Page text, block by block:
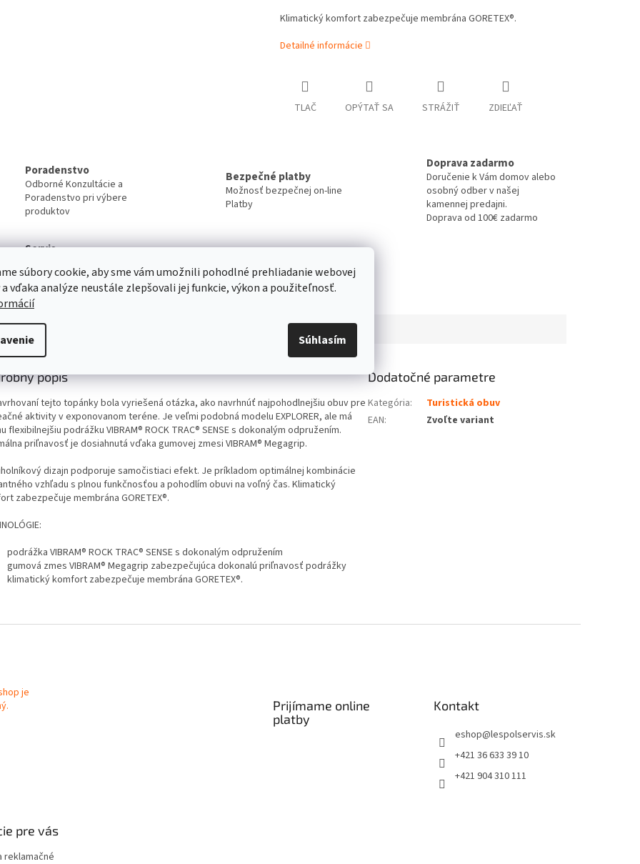
súbory cookie, aby sme vám umožnili pohodlné prehliadanie webovej
vďaka analýze neustále zlepšovali jej funkcie, výkon a použiteľnosť.
Súhlasím
Klimatický komfort zabezpečuje membrána GORETEX®.
Detailné informácie
TLAČ OPÝTAŤ SA STRÁŽIŤ ZDIEĽAŤ
Poradenstvo
Odborné Konzultácie a
Poradenstvo pri výbere
produktov
Bezpečné platby
Možnosť bezpečnej on-line
Platby
Doprava zadarmo
Doručenie k Vám domov alebo
osobný odber v našej
kamennej predajni.
Doprava od 100€ zadarmo
Servis
Viac o našich servisných službách ....
Diskusia
popis
tejto topánky bola vyriešená otázka, ako navrhnúť najpohodlnejšiu obuv pre
aktivity v exponovanom teréne. Je veľmi podobná modelu EXPLORER, ale má
flexibilnejšiu podrážku VIBRAM® ROCK TRAC® SENSE s dokonalým odpružením.
priľnavosť je dosiahnutá vďaka gumovej zmesi VIBRAM® Megagrip.
dizajn podporuje samočistiaci efekt. Je príkladom optimálnej kombinácie
vzhľadu s plnou funkčnosťou a pohodlím obuvi na voľný čas. Klimatický
zabezpečuje membrána GORETEX®.
podrážka VIBRAM® ROCK TRAC® SENSE s dokonalým odpružením
gumová zmes VIBRAM® Megagrip zabezpečujúca dokonalú priľnavosť podrážky
klimatický komfort zabezpečuje membrána GORETEX®.
Dodatočné parametre
Kategória:
Turistická obuv
EAN: Zvoľte variant
Prijímame online
platby
Kontakt
eshop@lespolservis.sk
+421 36 633 39 10
+421 904 310 111
pre vás
reklamačné